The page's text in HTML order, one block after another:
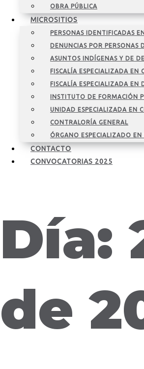
OBRA PÚBLICA
MICROSITIOS
PERSONAS IDENTIFICADAS
DENUNCIAS POR PERSONAS
ASUNTOS INDÍGENAS Y DE
FISCALÍA ESPECIALIZADA EN
FISCALÍA ESPECIALIZADA EN
INSTITUTO DE FORMACIÓN
UNIDAD ESPECIALIZADA EN
CONTRALORÍA GENERAL
ÓRGANO ESPECIALIZADO
CONTACTO
CONVOCATORIAS 2025
Día:
de